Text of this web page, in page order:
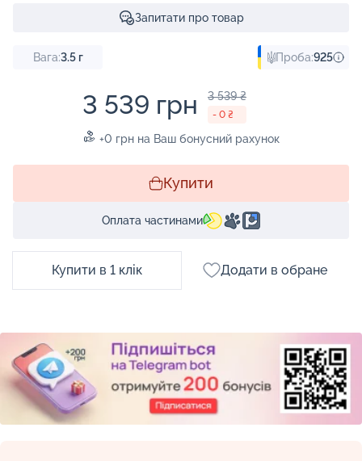
Запитати про товар
Вага:3.5г Проба:925
3 539 грн 3 539 ₴
- 0 ₴
+0 грн на Ваш бонусний рахунок
Купити
Оплата частинами
Купити в 1 клік Додати в обране